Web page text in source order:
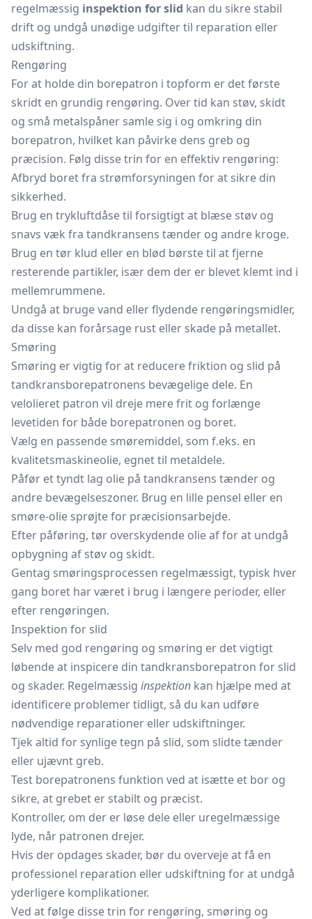
regelmæssig inspektion for slid kan du sikre stabil
drift og undgå unødige udgifter til reparation eller
udskiftning.
Rengøring
For at holde din borepatron i topform er det første
skridt en grundig rengøring. Over tid kan støv, skidt
og små metalspåner samle sig i og omkring din
borepatron, hvilket kan påvirke dens greb og
præcision. Følg disse trin for en effektiv rengøring:
Afbryd boret fra strømforsyningen for at sikre din
sikkerhed.
Brug en trykluftdåse til forsigtigt at blæse støv og
snavs væk fra tandkransens tænder og andre kroge.
Brug en tør klud eller en blød børste til at fjerne
resterende partikler, især dem der er blevet klemt ind i
mellemrummene.
Undgå at bruge vand eller flydende rengøringsmidler,
da disse kan forårsage rust eller skade på metallet.
Smøring
Smøring er vigtig for at reducere friktion og slid på
tandkransborepatronens bevægelige dele. En
velolieret patron vil dreje mere frit og forlænge
levetiden for både borepatronen og boret.
Vælg en passende smøremiddel, som f.eks. en
kvalitetsmaskineolie, egnet til metaldele.
Påfør et tyndt lag olie på tandkransens tænder og
andre bevægelseszoner. Brug en lille pensel eller en
smøre-olie sprøjte for præcisionsarbejde.
Efter påføring, tør overskydende olie af for at undgå
opbygning af støv og skidt.
Gentag smøringsprocessen regelmæssigt, typisk hver
gang boret har været i brug i længere perioder, eller
efter rengøringen.
Inspektion for slid
Selv med god rengøring og smøring er det vigtigt
løbende at inspicere din tandkransborepatron for slid
og skader. Regelmæssig inspektion kan hjælpe med at
identificere problemer tidligt, så du kan udføre
nødvendige reparationer eller udskiftninger.
Tjek altid for synlige tegn på slid, som slidte tænder
eller ujævnt greb.
Test borepatronens funktion ved at isætte et bor og
sikre, at grebet er stabilt og præcist.
Kontroller, om der er løse dele eller uregelmæssige
lyde, når patronen drejer.
Hvis der opdages skader, bør du overveje at få en
professionel reparation eller udskiftning for at undgå
yderligere komplikationer.
Ved at følge disse trin for rengøring, smøring og